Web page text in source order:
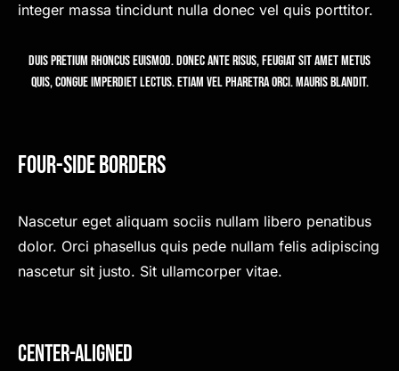
integer massa tincidunt nulla donec vel quis porttitor.
Duis pretium rhoncus euismod. Donec ante risus, feugiat sit amet metus
quis, congue imperdiet lectus. Etiam vel pharetra orci. Mauris blandit.
Four-Side Borders
Nascetur eget aliquam sociis nullam libero penatibus
dolor. Orci phasellus quis pede nullam felis adipiscing
nascetur sit justo. Sit ullamcorper vitae.
Center-Aligned